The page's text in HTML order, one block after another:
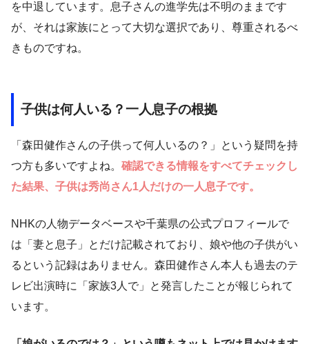
を中退しています。息子さんの進学先は不明のままです
が、それは家族にとって大切な選択であり、尊重されるべ
きものですね。
子供は何人いる？一人息子の根拠
「森田健作さんの子供って何人いるの？」という疑問を持
つ方も多いですよね。 確認できる情報をすべてチェックし
た結果、子供は秀尚さん1人だけの一人息子です。
NHKの人物データベースや千葉県の公式プロフィールで
は「妻と息子」とだけ記載されており、娘や他の子供がい
るという記録はありません。森田健作さん本人も過去のテ
レビ出演時に「家族3人で」と発言したことが報じられて
います。